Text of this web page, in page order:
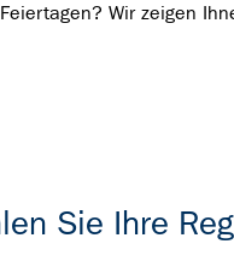
Feiertagen? Wir zeigen
Sie Ihre